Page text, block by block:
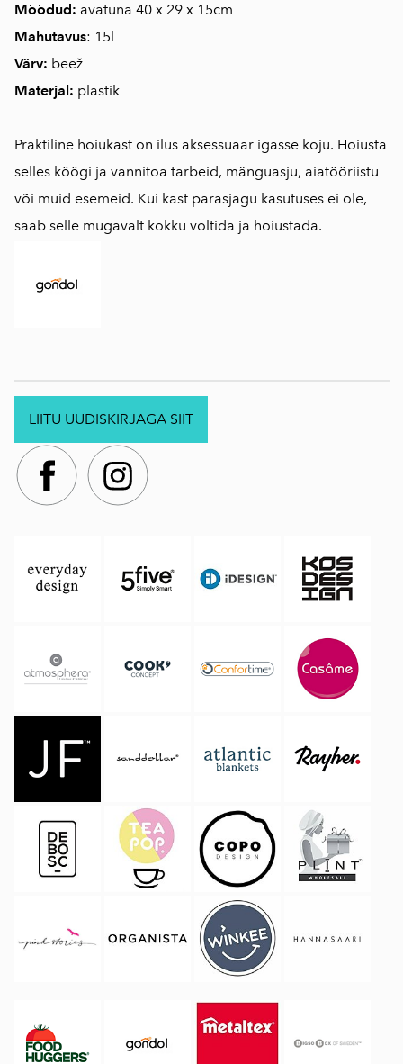
Mõõdud: avatuna 40 x 29 x 15cm
Mahutavus: 15l
Värv: beež
Materjal: plastik
Praktiline hoiukast on ilus aksessuaar igasse koju. Hoiusta
selles köögi ja vannitoa tarbeid, mänguasju, aiatööriistu
või muid esemeid. Kui kast parasjagu kasutuses ei ole,
saab selle mugavalt kokku voltida ja hoiustada.
LIITU UUDISKIRJAGA SIIT